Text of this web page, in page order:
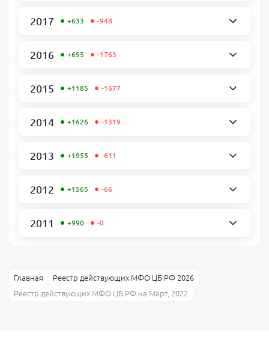
2017 • +633 • -948
2016 • +695 • -1763
2015 • +1185 • -1677
2014 • +1626 • -1319
2013 • +1955 • -611
2012 • +1565 • -66
2011 • +990 • -0
Главная
Реестр действующих МФО ЦБ РФ 2026
Реестр действующих МФО ЦБ РФ на Март, 2022